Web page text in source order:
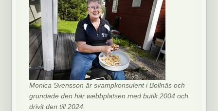
Monica Svensson är svampkonsulent i Bollnäs och
grundade den här webbplatsen med butik 2004 och
drivit den till 2024.